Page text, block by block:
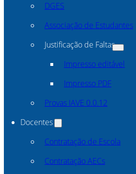
DGES
Associação de Estudantes
Justificação de Faltas
Impresso editável
Impresso PDF
Provas IAVE 0.0.12
Docentes
Contratação de Escola
Contratação AECs